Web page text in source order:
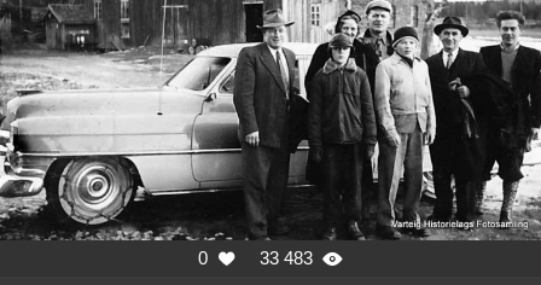
0  33 483 